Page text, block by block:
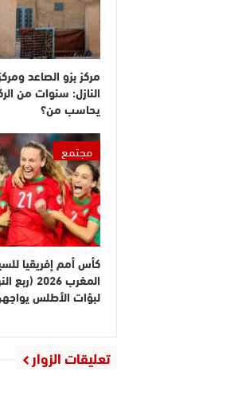
مركز بزو الصاعد
النازل: سنوات من
يحاسب من؟
مجتمع
كأس أمم إفريقيا
المغرب 2026
لبؤات الأطلس
تعليقات الزوار